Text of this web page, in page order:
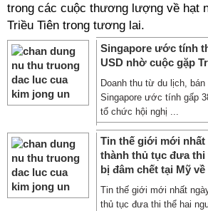
trong các cuộc thương lượng về hạt
Triều Tiên trong tương lai.
Singapore ước tính
USD nhờ cuộc gặp
Doanh thu từ du lịch,
Singapore ước tính gấp
tổ chức hội nghị ...
Tin thế giới mới nhất
thành thủ tục đưa
bị đâm chết tại Mỹ
Tin thế giới mới nhất
thủ tục đưa thi thể hai